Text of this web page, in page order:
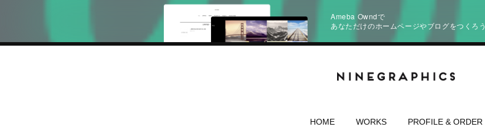
Ameba Owndで
あなただけのホームページやブログをつくろう
HOME WORKS PROFILE & ORDER